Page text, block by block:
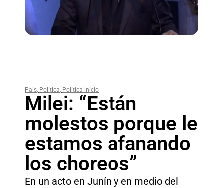
País, Política, Política inicio
Milei: “Están
molestos porque le
estamos afanando
los choreos”
En un acto en Junín y en medio del